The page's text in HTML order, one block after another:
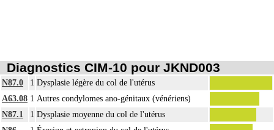
Diagnostics CIM-10 pour JKND003
N87.0 1 Dysplasie légère du col de l'utérus
A63.08 1 Autres condylomes ano-génitaux (vénériens)
N87.1
1 Dysplasie moyenne du col de l'utérus